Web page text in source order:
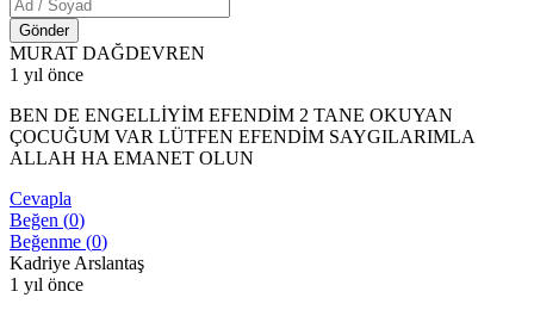
Gönder
MURAT DAĞDEVREN
1 yıl önce
BEN DE ENGELLİYİM EFENDİM 2 TANE OKUYAN
ÇOCUĞUM VAR LÜTFEN EFENDİM SAYGILARIMLA
ALLAH HA EMANET OLUN
Cevapla
Beğen (0)
Beğenme (0)
Kadriye Arslantaş
1 yıl önce